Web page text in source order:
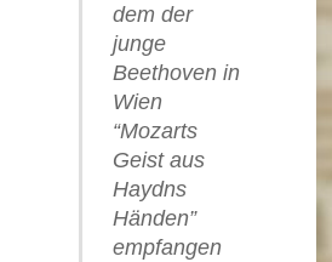
dem der
junge
Beethoven in
Wien
“Mozarts
Geist aus
Haydns
Händen”
empfangen